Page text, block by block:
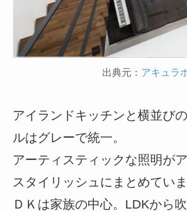
出典元： アキュラ
アイランドキッチンと横並び
ルはグレーで統一。
アーティスティックな照明が
スタイリッシュにまとめてい
ＤＫは家族の中心。LDKから